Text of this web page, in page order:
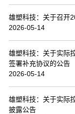
雄塑科技：关于召开
2026-05-14
雄塑科技：关于实际
签署补充协议的公告
2026-05-14
雄塑科技：关于实际
披露公告